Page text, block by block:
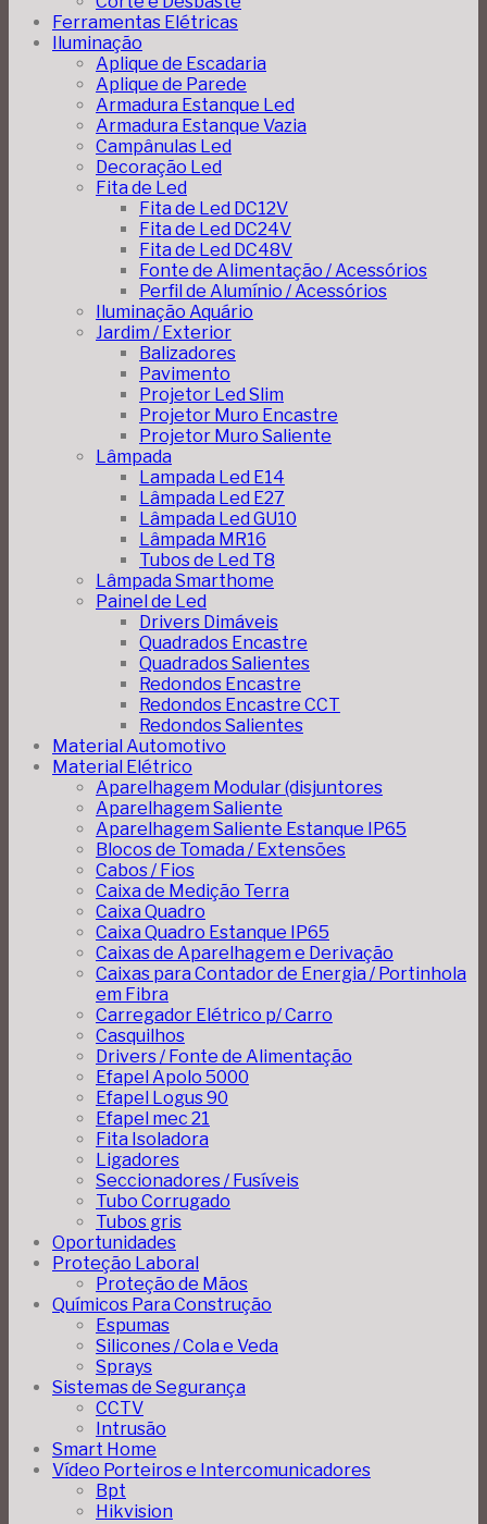
Ferramentas Elétricas
Iluminação
Aplique de Escadaria
Aplique de Parede
Armadura Estanque Led
Armadura Estanque Vazia
Campânulas Led
Decoração Led
Fita de Led
Fita de Led DC12V
Fita de Led DC24V
Fita de Led DC48V
Fonte de Alimentação / Acessórios
Perfil de Alumínio / Acessórios
Iluminação Aquário
Jardim / Exterior
Balizadores
Pavimento
Projetor Led Slim
Projetor Muro Encastre
Projetor Muro Saliente
Lâmpada
Lampada Led E14
Lâmpada Led E27
Lâmpada Led GU10
Lâmpada MR16
Tubos de Led T8
Lâmpada Smarthome
Painel de Led
Drivers Dimáveis
Quadrados Encastre
Quadrados Salientes
Redondos Encastre
Redondos Encastre CCT
Redondos Salientes
Material Automotivo
Material Elétrico
Aparelhagem Modular (disjuntores
Aparelhagem Saliente
Aparelhagem Saliente Estanque IP65
Blocos de Tomada / Extensões
Cabos / Fios
Caixa de Medição Terra
Caixa Quadro
Caixa Quadro Estanque IP65
Caixas de Aparelhagem e Derivação
Caixas para Contador de Energia / Portinhola
em Fibra
Carregador Elétrico p/ Carro
Casquilhos
Drivers / Fonte de Alimentação
Efapel Apolo 5000
Efapel Logus 90
Efapel mec 21
Fita Isoladora
Ligadores
Seccionadores / Fusíveis
Tubo Corrugado
Tubos gris
Oportunidades
Proteção Laboral
Proteção de Mãos
Químicos Para Construção
Espumas
Silicones / Cola e Veda
Sprays
Sistemas de Segurança
CCTV
Intrusão
Smart Home
Vídeo Porteiros e Intercomunicadores
Bpt
Hikvision